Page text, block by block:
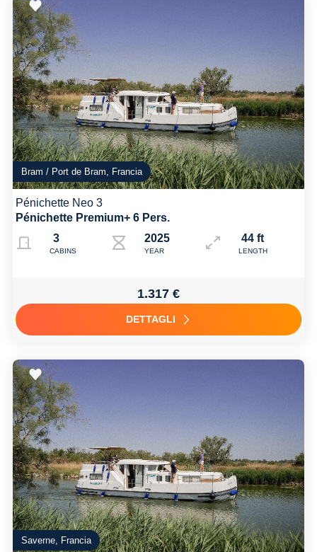
Bram / Port de Bram, Francia
Pénichette Neo 3
Pénichette Premium+ 6 Pers.
3
CABINS
2025
YEAR
44 ft
LENGTH
1.317 €
DETTAGLI
Saverne, Francia